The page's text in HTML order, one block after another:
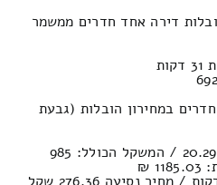
דירה אחד חדרים ממשמר
במחירון הובלות (גבעת
נפח הובלה (חפצים) : 20.29м³ / המשקל הכולל: 985
₪